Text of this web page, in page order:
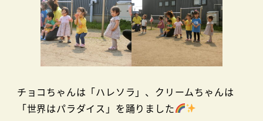
チョコちゃんは「ハレソラ」、クリームちゃんは
「世界はパラダイス」を踊りました